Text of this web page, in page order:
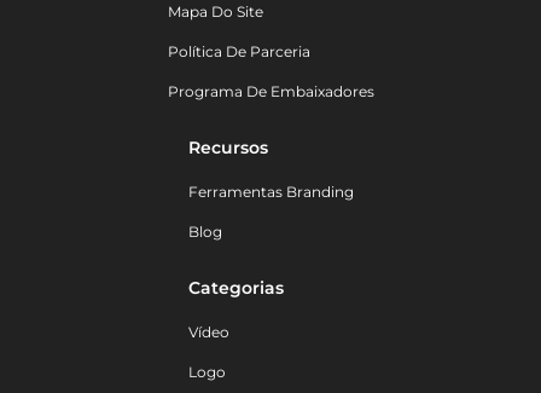
Mapa Do Site
Política De Parceria
Programa De Embaixadores
Recursos
Ferramentas Branding
Blog
Categorias
Vídeo
Logo